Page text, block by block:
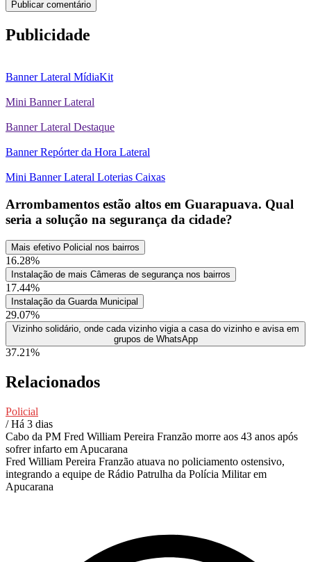
Publicidade
Banner Lateral MídiaKit
Mini Banner Lateral
Banner Lateral Destaque
Banner Repórter da Hora Lateral
Mini Banner Lateral Loterias Caixas
Arrombamentos estão altos em Guarapuava. Qual
seria a solução na segurança da cidade?
Mais efetivo Policial nos bairros
16.28%
Instalação de mais Câmeras de segurança nos bairros
17.44%
Instalação da Guarda Municipal
29.07%
Vizinho solidário, onde cada vizinho vigia a casa do vizinho e avisa em
grupos de WhatsApp
37.21%
Relacionados
Policial
/ Há 3 dias
Cabo da PM Fred William Pereira Franzão morre aos 43 anos após
sofrer infarto em Apucarana
Fred William Pereira Franzão atuava no policiamento ostensivo,
integrando a equipe de Rádio Patrulha da Polícia Militar em
Apucarana